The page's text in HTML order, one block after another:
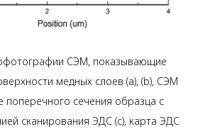
СЭМ, показывающие
медных слоев (a), (b), СЭМ
поперечного сечения образца с
сканирования ЭДС (c), карта ЭДС